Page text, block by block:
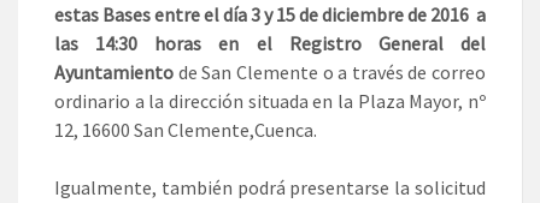
estas Bases entre el día 3 y 15 de diciembre de 2016 a
las 14:30 horas en el Registro General del
Ayuntamiento de San Clemente o a través de correo
ordinario a la dirección situada en la Plaza Mayor, nº
12, 16600 San Clemente,Cuenca.
Igualmente, también podrá presentarse la solicitud